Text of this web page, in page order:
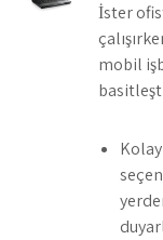
İster
mobil